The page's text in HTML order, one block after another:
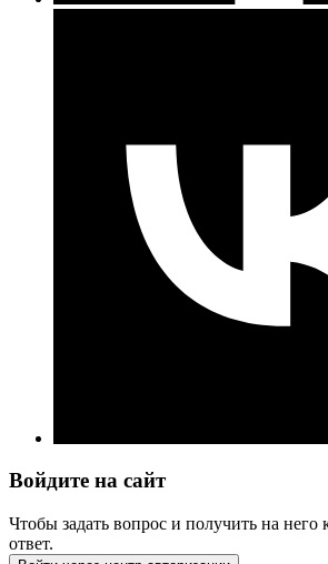
Войдите на сайт
Чтобы задать вопрос и получить на
ответ.